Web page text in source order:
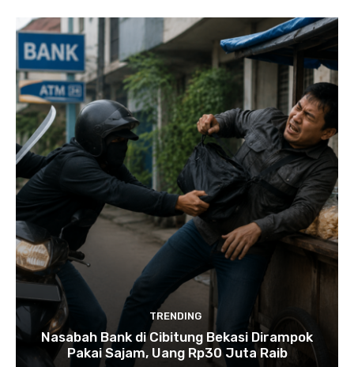
TRENDING
Nasabah Bank di Cibitung Bekasi Dirampok
Pakai Sajam, Uang Rp30 Juta Raib